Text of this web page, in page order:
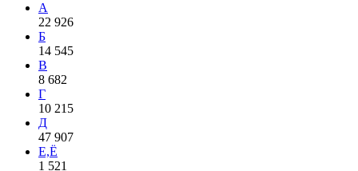
А
22 926
Б
14 545
В
8 682
Г
10 215
Д
47 907
Е,Ё
1 521